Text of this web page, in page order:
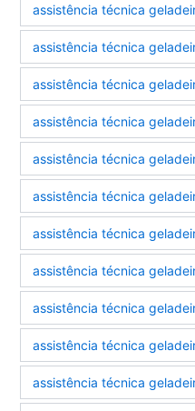
assistência técnica
assistência técnica
assistência técnica
assistência técnica
assistência técnica
assistência técnica
assistência técnica
assistência técnica
assistência técnica
assistência técnica
assistência técnica